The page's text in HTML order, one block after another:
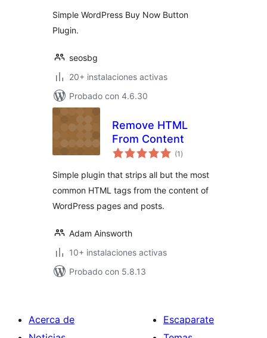
Simple WordPress Buy Now Button
Plugin.
seosbg
20+ instalaciones activas
Probado con 4.6.30
Remove HTML
From Content
(1 total
de
)
Simple plugin that strips all but the most
common HTML tags from the content of
WordPress pages and posts.
Adam Ainsworth
10+ instalaciones activas
Probado con 5.8.13
Acerca de
Escaparate